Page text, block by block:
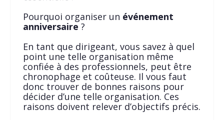
Pourquoi organiser un événement
anniversaire ?
En tant que dirigeant, vous savez à quel
point une telle organisation même
confiée à des professionnels, peut être
chronophage et coûteuse. Il vous faut
donc trouver de bonnes raisons pour
décider d’une telle organisation. Ces
raisons doivent relever d’objectifs précis.